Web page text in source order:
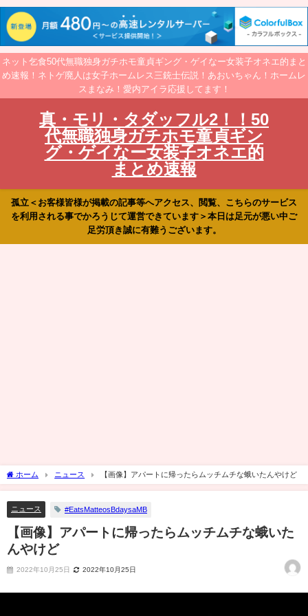
ネット乞食50代無職独身ガチホモ童貞ギング・ゲイなー女装子オネエ的まと
め速報！ネトゲ廃人は女子ホームレス三銃士伝説！あおいちゃん！ホームレ
スまなみ！愛内アイラ応援してます！
真・モリ・タダッフル2！！50
代無職独身ガチホモ童貞ギン
グ・ゲイなー女装子オネエ的
まとめ速報
孤立＜お客様皆様が掲載の記事等へアクセス、閲覧、こちらのサービス
を利用される事でかろうじて運営できています＞本日は足元が悪い中ご
足労頂き誠に有難うございます。
ホーム ニュース 【画像】アパートに帰ったらムッチムチな蛾いたんやけど
ニュース #EatsMatteosBdaysaMB
【画像】アパートに帰ったらムッチムチな蛾いた
んやけど
2022年10月25日 2022年10月25日